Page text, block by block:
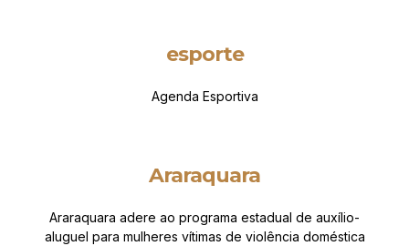
esporte
Agenda Esportiva
Araraquara
Araraquara adere ao programa estadual de auxílio-
aluguel para mulheres vítimas de violência doméstica